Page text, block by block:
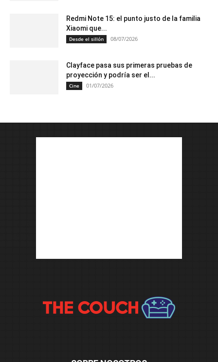
Redmi Note 15: el punto justo de la familia
Xiaomi que...
Desde el sillón 08/07/2026
Clayface pasa sus primeras pruebas de
proyección y podría ser el...
Cine 01/07/2026